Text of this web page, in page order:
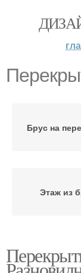
Брус на
Этаж из